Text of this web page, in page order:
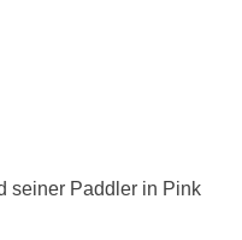
unserer pinken Paddler
seiner Paddler in Pink